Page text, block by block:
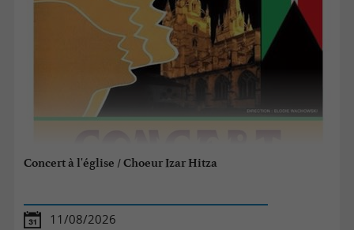
Concert à l'église / Choeur Izar Hitza
11/08/2026